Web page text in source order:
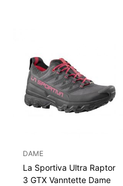
DAME
La Sportiva Ultra Raptor
3 GTX Vanntette Dame